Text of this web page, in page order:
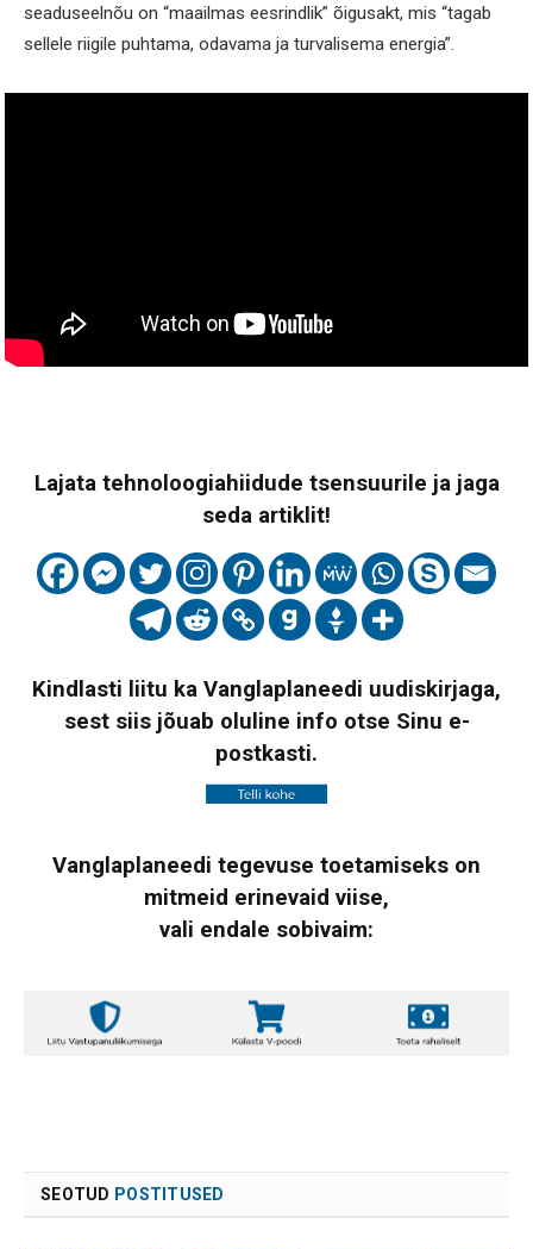
seaduseelnõu on “maailmas eesrindlik” õigusakt, mis “tagab
sellele riigile puhtama, odavama ja turvalisema energia”.
Lajata tehnoloogiahiidude tsensuurile ja jaga
seda artiklit!
Kindlasti liitu ka Vanglaplaneedi uudiskirjaga,
sest siis jõuab oluline info otse Sinu e-
postkasti.
Vanglaplaneedi tegevuse toetamiseks on
mitmeid erinevaid viise,
vali endale sobivaim:
SEOTUD POSTITUSED